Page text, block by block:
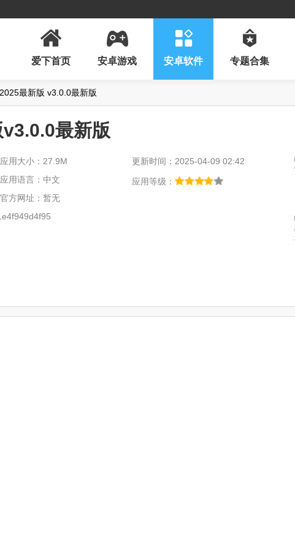
爱下首页 安卓游戏 安卓软件 专题合集
最新版 v3.0.0最新版
最新版
应用大小：27.9M
更新时间：2025-04-09 02:42
应用语言：中文
应用等级：
官方网址：暂无